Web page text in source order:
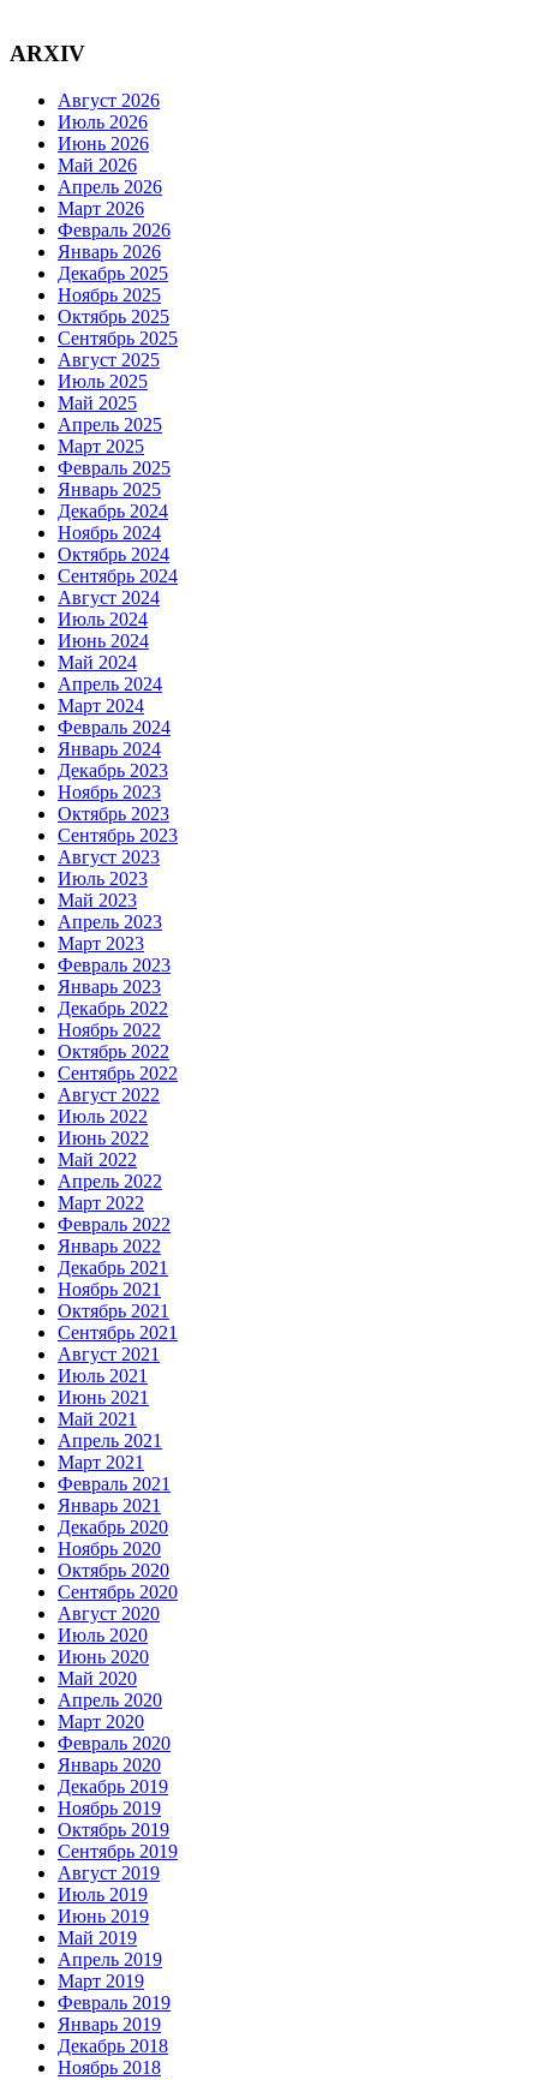
ARXIV
Август 2026
Июль 2026
Июнь 2026
Май 2026
Апрель 2026
Март 2026
Февраль 2026
Январь 2026
Декабрь 2025
Ноябрь 2025
Октябрь 2025
Сентябрь 2025
Август 2025
Июль 2025
Май 2025
Апрель 2025
Март 2025
Февраль 2025
Январь 2025
Декабрь 2024
Ноябрь 2024
Октябрь 2024
Сентябрь 2024
Август 2024
Июль 2024
Июнь 2024
Май 2024
Апрель 2024
Март 2024
Февраль 2024
Январь 2024
Декабрь 2023
Ноябрь 2023
Октябрь 2023
Сентябрь 2023
Август 2023
Июль 2023
Май 2023
Апрель 2023
Март 2023
Февраль 2023
Январь 2023
Декабрь 2022
Ноябрь 2022
Октябрь 2022
Сентябрь 2022
Август 2022
Июль 2022
Июнь 2022
Май 2022
Апрель 2022
Март 2022
Февраль 2022
Январь 2022
Декабрь 2021
Ноябрь 2021
Октябрь 2021
Сентябрь 2021
Август 2021
Июль 2021
Июнь 2021
Май 2021
Апрель 2021
Март 2021
Февраль 2021
Январь 2021
Декабрь 2020
Ноябрь 2020
Октябрь 2020
Сентябрь 2020
Август 2020
Июль 2020
Июнь 2020
Май 2020
Апрель 2020
Март 2020
Февраль 2020
Январь 2020
Декабрь 2019
Ноябрь 2019
Октябрь 2019
Сентябрь 2019
Август 2019
Июль 2019
Июнь 2019
Май 2019
Апрель 2019
Март 2019
Февраль 2019
Январь 2019
Декабрь 2018
Ноябрь 2018